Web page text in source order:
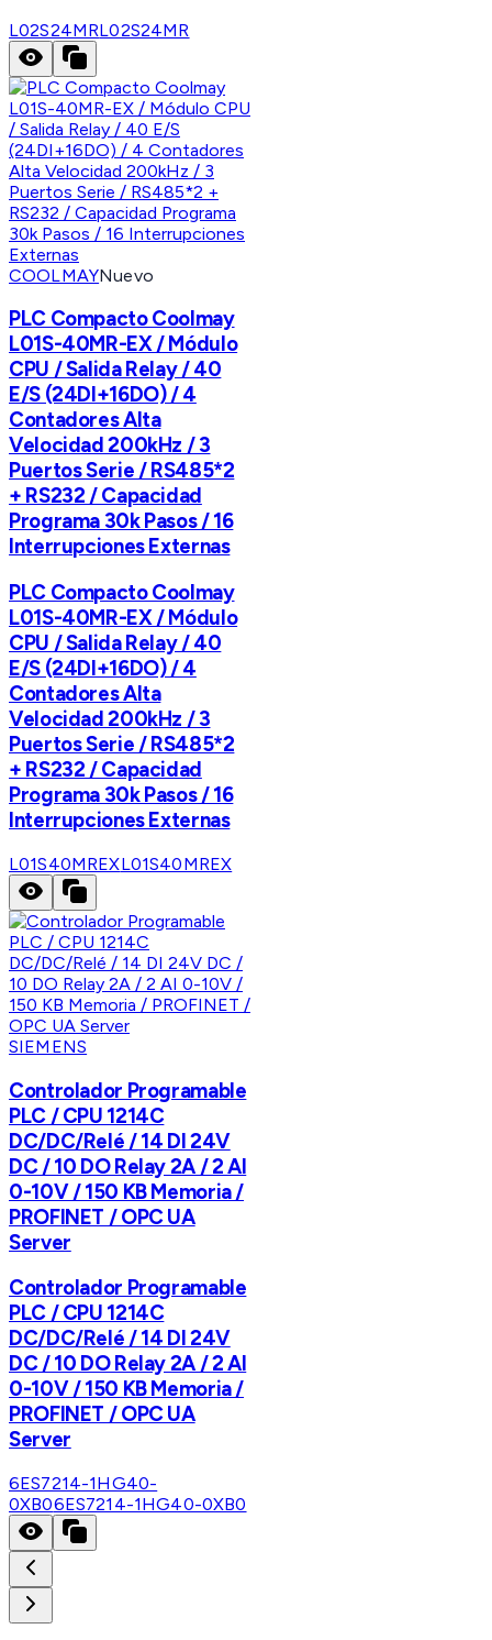
L02S24MRL02S24MR
COOLMAYNuevo
PLC Compacto Coolmay
L01S-40MR-EX / Módulo
CPU / Salida Relay / 40
E/S (24DI+16DO) / 4
Contadores Alta
Velocidad 200kHz / 3
Puertos Serie / RS485*2
+ RS232 / Capacidad
Programa 30k Pasos / 16
Interrupciones Externas
PLC Compacto Coolmay
L01S-40MR-EX / Módulo
CPU / Salida Relay / 40
E/S (24DI+16DO) / 4
Contadores Alta
Velocidad 200kHz / 3
Puertos Serie / RS485*2
+ RS232 / Capacidad
Programa 30k Pasos / 16
Interrupciones Externas
L01S40MREXL01S40MREX
SIEMENS
Controlador Programable
PLC / CPU 1214C
DC/DC/Relé / 14 DI 24V
DC / 10 DO Relay 2A / 2 AI
0-10V / 150 KB Memoria /
PROFINET / OPC UA
Server
Controlador Programable
PLC / CPU 1214C
DC/DC/Relé / 14 DI 24V
DC / 10 DO Relay 2A / 2 AI
0-10V / 150 KB Memoria /
PROFINET / OPC UA
Server
6ES7214-1HG40-
0XB06ES7214-1HG40-0XB0